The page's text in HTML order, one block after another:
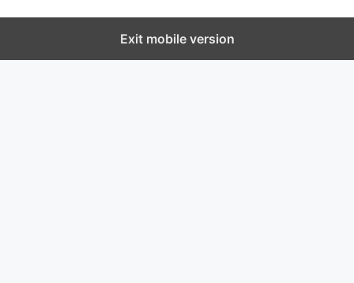
Exit mobile version